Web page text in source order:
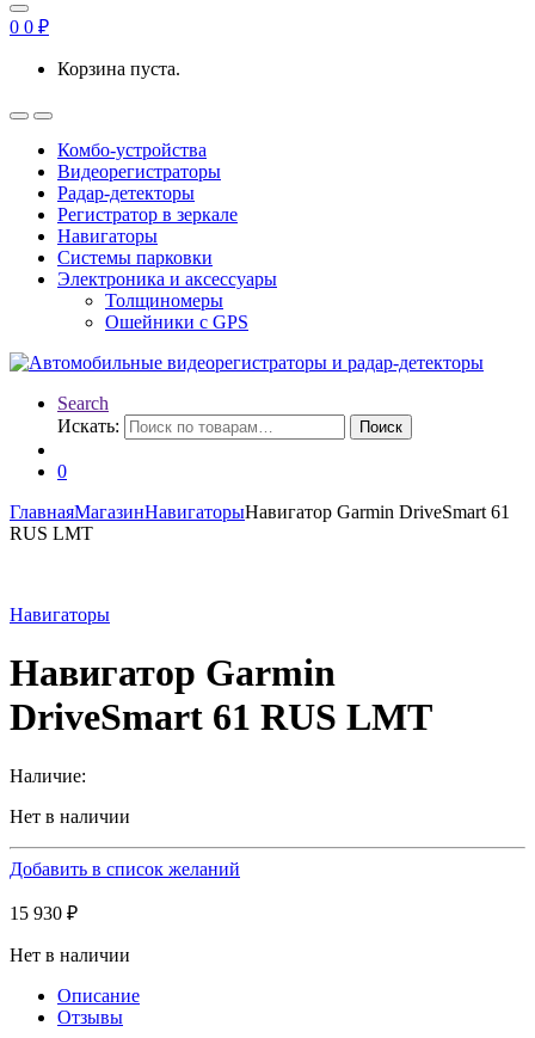
0 0 ₽
Корзина пуста.
Комбо-устройства
Видеорегистраторы
Радар-детекторы
Регистратор в зеркале
Навигаторы
Системы парковки
Электроника и аксессуары
Толщиномеры
Ошейники с GPS
Search
Искать:
Поиск
0
ГлавнаяМагазинНавигаторыНавигатор Garmin DriveSmart 61
RUS LMT
Навигаторы
Навигатор Garmin
DriveSmart 61 RUS LMT
Наличие:
Нет в наличии
Добавить в список желаний
15 930 ₽
Нет в наличии
Описание
Отзывы